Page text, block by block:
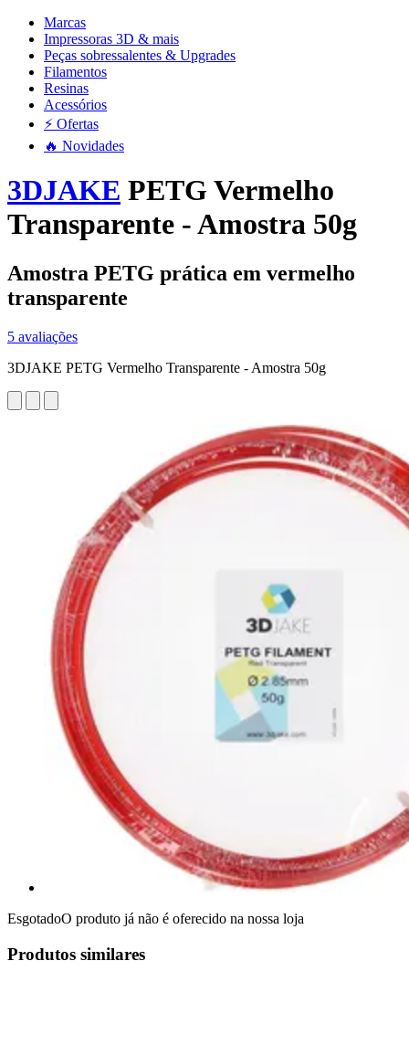
Marcas
Impressoras 3D & mais
Peças sobressalentes & Upgrades
Filamentos
Resinas
Acessórios
⚡ Ofertas
🔥 Novidades
3DJAKE PETG Vermelho
Transparente - Amostra 50g
Amostra PETG prática em vermelho
transparente
5 avaliações
3DJAKE PETG Vermelho Transparente - Amostra 50g
EsgotadoO produto já não é oferecido na nossa loja
Produtos similares